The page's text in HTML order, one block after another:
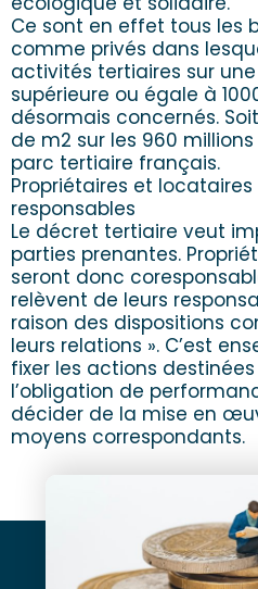
Ce sont en effet tous les
comme privés dans
activités tertiaires sur
supérieure ou égale à
désormais concernés.
de m2 sur les 960
parc tertiaire français.
Propriétaires et
responsables
Le décret tertiaire veut
parties prenantes.
seront donc
relèvent de leurs
raison des dispositions
leurs relations ». C’est
fixer les actions
l’obligation de
décider de la mise en
moyens correspondants.